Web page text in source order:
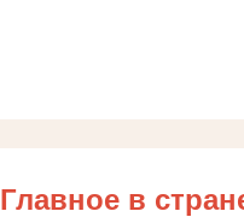
Главное в